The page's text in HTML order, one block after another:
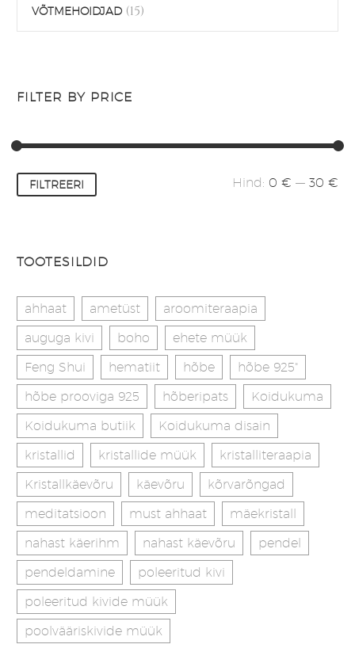
VÕTMEHOIDJAD (15)
FILTER BY PRICE
Minimaalne
hind
Maksimaalne
hind
FILTREERI Hind: 0 € — 30 €
TOOTESILDID
ahhaat ametüst
aroomiteraapia
auguga kivi
boho
ehete müük
Feng Shui
hematiit hõbe
hõbe 925"
hõbe prooviga 925
hõberipats
Koidukuma
Koidukuma butiik
Koidukuma disain
kristallid
kristallide müük
kristalliteraapia
Kristallkäevõru
käevõru
kõrvarõngad
meditatsioon
must ahhaat
mäekristall
nahast käerihm
nahast käevõru
pendel
pendeldamine
poleeritud kivi
poleeritud kivide müük
poolvääriskivide müük